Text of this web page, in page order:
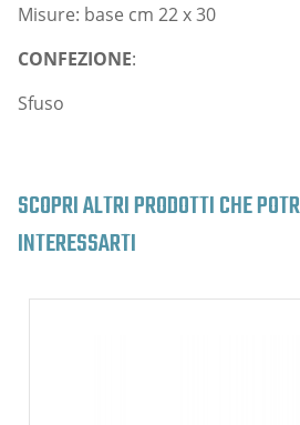
Misure: base cm 22 x 30
CONFEZIONE:
Sfuso
SCOPRI ALTRI PRODOTTI CHE
INTERESSARTI